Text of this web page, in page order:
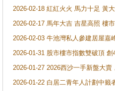
2026-02-18 紅紅火火 馬力十足 黃
2026-02-17 馬年大吉 吉星高照 樓
2026-02-03 牛池灣私人參建居屋嘉
2026-01-31 股市樓市指數雙破頂
2026-01-27 2026西沙一手新盤大
2026-01-22 白居二青年人計劃中